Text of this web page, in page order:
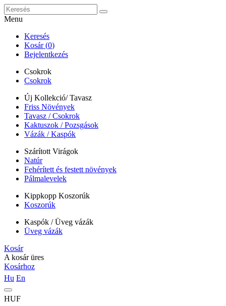
Menu
Keresés
Kosár (0)
Bejelentkezés
Csokrok
Csokrok
Új Kollekció/ Tavasz
Friss Növények
Tavasz / Csokrok
Kaktuszok / Pozsgások
Vázák / Kaspók
Szárított Virágok
Natúr
Fehérített és festett növények
Pálmalevelek
Kippkopp Koszorúk
Koszorúk
Kaspók / Üveg vázák
Üveg vázák
Kosár
A kosár üres
Kosárhoz
Hu En
HUF